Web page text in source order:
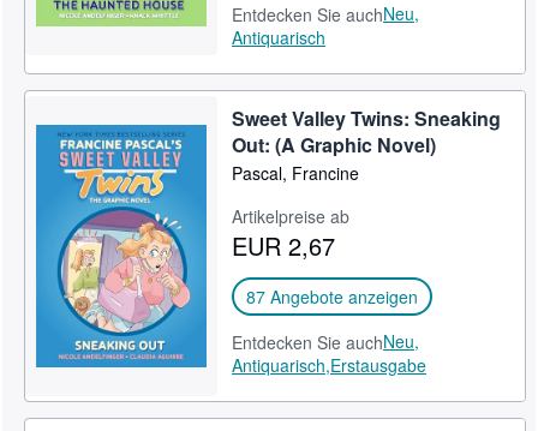
Entdecken Sie auchNeu,
Antiquarisch
Sweet Valley Twins: Sneaking
Out: (A Graphic Novel)
Pascal, Francine
Artikelpreise ab
EUR 2,67
87 Angebote anzeigen
Entdecken Sie auchNeu,
Antiquarisch,Erstausgabe